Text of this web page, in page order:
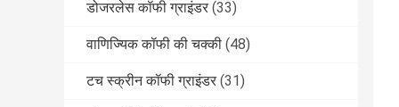
डोजरलेस कॉफी ग्राइंडर (33)
वाणिज्यिक कॉफी की चक्की (48)
टच स्क्रीन कॉफी ग्राइंडर (31)